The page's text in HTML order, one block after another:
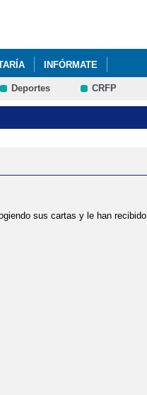
INFÓRMATE
Deportes CRFP
sus cartas y le han recibido